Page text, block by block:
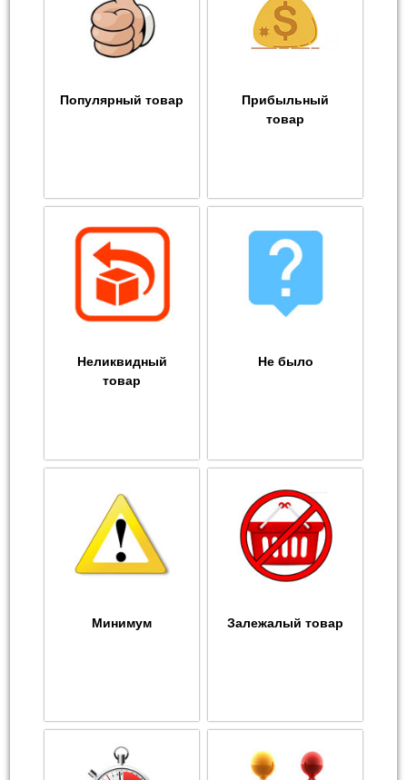
Популярный товар
Прибыльный
товар
Неликвидный
товар
Не было
Минимум Залежалый товар